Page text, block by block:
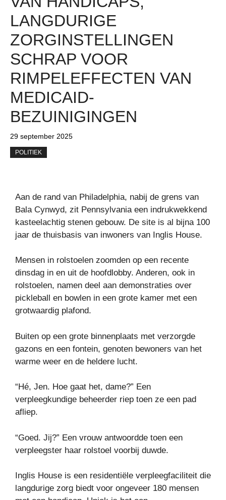
LANGDURIGE
ZORGINSTELLINGEN
SCHRAP VOOR
RIMPELEFFECTEN VAN
MEDICAID-
BEZUINIGINGEN
29 september 2025
POLITIEK
Aan de rand van Philadelphia, nabij de grens van
Bala Cynwyd, zit Pennsylvania een indrukwekkend
kasteelachtig stenen gebouw. De site is al bijna 100
jaar de thuisbasis van inwoners van Inglis House.
Mensen in rolstoelen zoomden op een recente
dinsdag in en uit de hoofdlobby. Anderen, ook in
rolstoelen, namen deel aan demonstraties over
pickleball en bowlen in een grote kamer met een
grotwaardig plafond.
Buiten op een grote binnenplaats met verzorgde
gazons en een fontein, genoten bewoners van het
warme weer en de heldere lucht.
“Hé, Jen. Hoe gaat het, dame?” Een
verpleegkundige beheerder riep toen ze een pad
afliep.
“Goed. Jij?” Een vrouw antwoordde toen een
verpleegster haar rolstoel voorbij duwde.
Inglis House is een residentiële verpleegfaciliteit die
langdurige zorg biedt voor ongeveer 180 mensen